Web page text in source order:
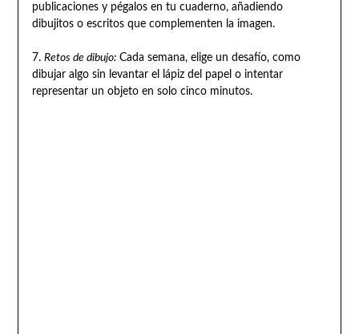
publicaciones y pégalos en tu cuaderno, añadiendo
dibujitos o escritos que complementen la imagen.
7. Retos de dibujo:Cada semana, elige un desafío, como
dibujar algo sin levantar el lápiz del papel o intentar
representar un objeto en solo cinco minutos.